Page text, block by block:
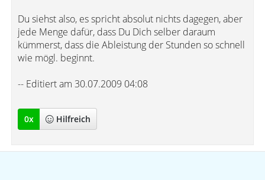
Du siehst also, es spricht absolut nichts dagegen, aber
jede Menge dafür, dass Du Dich selber daraum
kümmerst, dass die Ableistung der Stunden so schnell
wie mögl. beginnt.
-- Editiert am 30.07.2009 04:08
0x Hilfreich